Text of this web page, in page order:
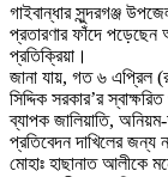
গাইবান্ধার সুন্দরগঞ্জ
প্রতারণার ফাঁদে পড়েছেন
প্রতিক্রিয়া।
জানা যায়, গত ৬ এপ্রিল
সিদ্দিক সরকার’র
ব্যাপক জালিয়াতি, অনিয়ম-
প্রতিবেদন দাখিলের জন্য
মোহাঃ হাছানাত আলীকে